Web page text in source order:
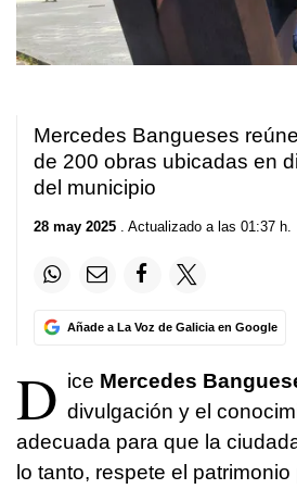
Mercedes Bangueses
de 200 obras ubicadas en
del municipio
28 may 2025 . Actualizado a las 01:37 h.
Añade a La Voz de Galicia en Google
D ice Mercedes
divulgación y el
adecuada para que la
lo tanto, respete el patrimonio